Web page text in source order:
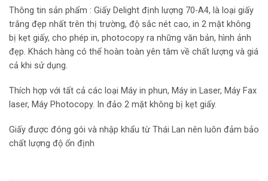
Thông tin sản phẩm : Giấy Delight định lượng 70-A4, là loại giấy
trắng đẹp nhất trên thị trường, độ sắc nét cao, in 2 mặt không
bị kẹt giấy, cho phép in, photocopy ra những văn bản, hình ảnh
đẹp. Khách hàng có thể hoàn toàn yên tâm về chất lượng và giá
cả khi sử dụng.
Thích hợp với tất cả các loại Máy in phun, Máy in Laser, Máy Fax
laser, Máy Photocopy. In đảo 2 mặt không bị kẹt giấy.
Giấy được đóng gói và nhập khẩu từ Thái Lan nên luôn đảm bảo
chất lượng độ ổn định